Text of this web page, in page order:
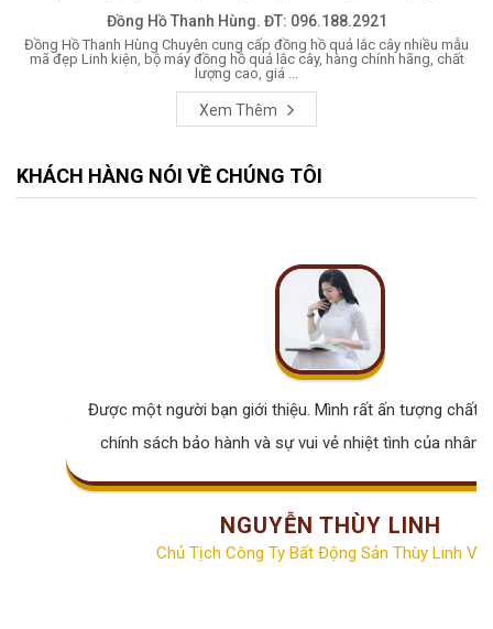
Đồng Hồ Thanh Hùng. ĐT: 096.188.2921
Đồng Hồ Thanh Hùng Chuyên cung cấp đồng hồ quả lắc cây nhiều mẫu
mã đẹp Linh kiện, bộ máy đồng hồ quả lắc cây, hàng chính hãng, chất
lượng cao, giá ...
Xem Thêm
KHÁCH HÀNG NÓI VỀ CHÚNG TÔI
Được một người bạn giới thiệu. Mình rất ấn tượng chất
chính sách bảo hành và sự vui vẻ nhiệt tình của nhân
NGUYỄN THÙY LINH
Chủ Tịch Công Ty Bất Động Sản Thùy Linh